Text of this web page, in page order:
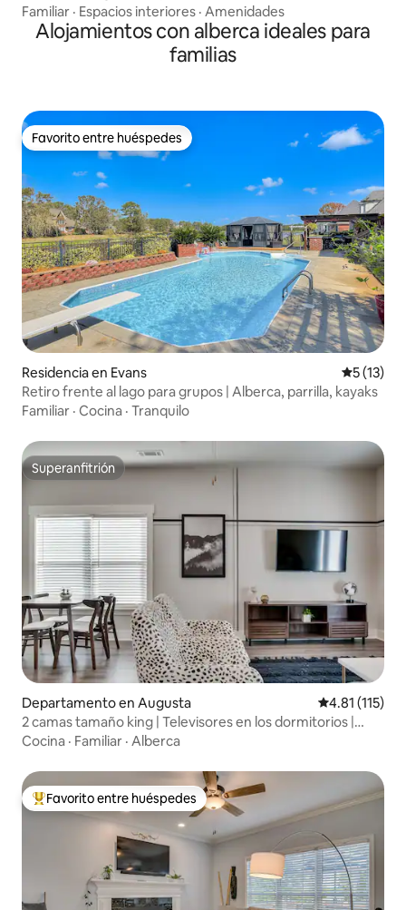
privilegiada
Familiar · Espacios interiores · Amenidades
Alojamientos con alberca ideales para
familias
Favorito entre huéspedes
Favorito entre huéspedes
Residencia en Evans
5 (13)
Retiro frente al lago para grupos | Alberca, parrilla, kayaks
Familiar · Cocina · Tranquilo
Superanfitrión
Superanfitrión
Departamento en Augusta Calificación
4.81 (115)
2 camas tamaño king | Televisores en los dormitorios |
Piscina y gimnasio | Wifi
Cocina · Familiar · Alberca
De los mejores en Favorito entre huéspedes
Favorito entre huéspedes